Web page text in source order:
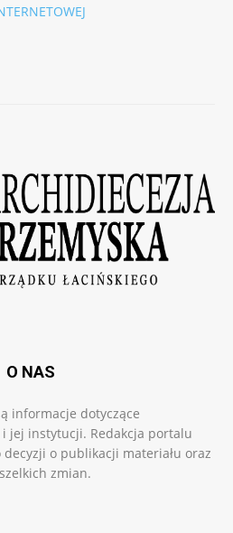
O NAS
informacje dotyczące
jej instytucji. Redakcja portalu
o publikacji materiału oraz
zmian.